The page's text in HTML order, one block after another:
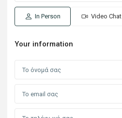
In Person Video Chat
Your information